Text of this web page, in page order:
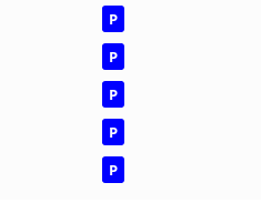
P
P
P
P
P